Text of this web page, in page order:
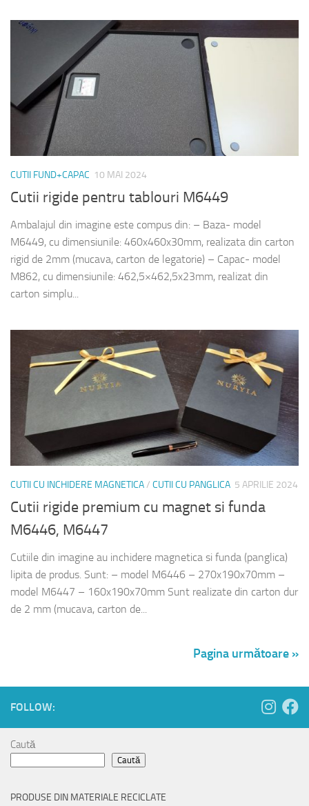
CUTII FUND+CAPAC 10 MAI 2024
Cutii rigide pentru tablouri M6449
Ambalajul din imagine este compus din: – Baza- model
M6449, cu dimensiunile: 460x460x30mm, realizata din carton
rigid de 2mm (mucava, carton de legatorie) – Capac- model
M862, cu dimensiunile: 462,5×462,5x23mm, realizat din
carton simplu...
CUTII CU INCHIDERE MAGNETICA/ CUTII CU PANGLICA 5 APRILIE 2024
Cutii rigide premium cu magnet si funda
M6446, M6447
Cutiile din imagine au inchidere magnetica si funda (panglica)
lipita de produs. Sunt: – model M6446 – 270x190x70mm –
model M6447 – 160x190x70mm Sunt realizate din carton dur
de 2 mm (mucava, carton de...
Pagina următoare »
FOLLOW:
Caută
Caută
PRODUSE DIN MATERIALE RECICLATE